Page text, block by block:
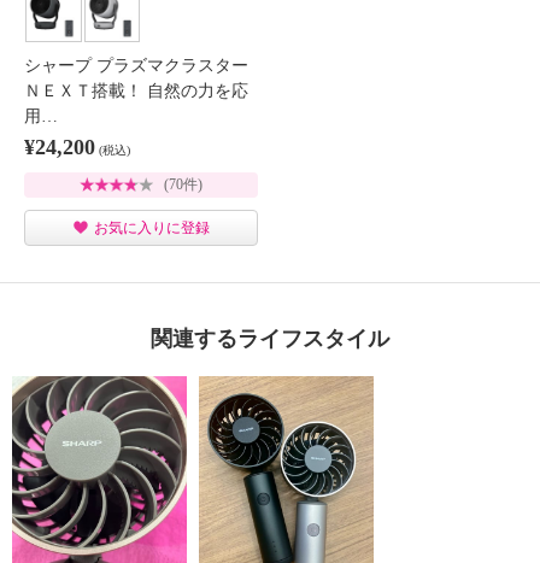
シャープ プラズマクラスター
ＮＥＸＴ搭載！ 自然の力を応
用…
¥24,200 (税込)
(70件)
お気に入りに登録
関連するライフスタイル